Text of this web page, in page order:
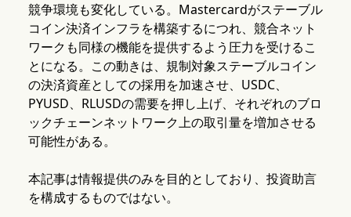
競争環境も変化している。Mastercardがステーブル
コイン決済インフラを構築するにつれ、競合ネット
ワークも同様の機能を提供するよう圧力を受けるこ
とになる。この動きは、規制対象ステーブルコイン
の決済資産としての採用を加速させ、USDC、
PYUSD、RLUSDの需要を押し上げ、それぞれのブロ
ックチェーンネットワーク上の取引量を増加させる
可能性がある。
本記事は情報提供のみを目的としており、投資助言
を構成するものではない。